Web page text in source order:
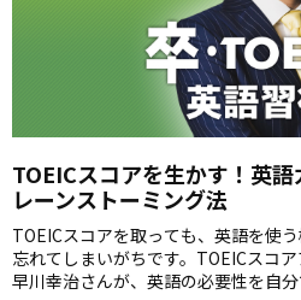
TOEICスコアを生かす！英
レーンストーミング法
TOEICスコアを取っても、英語を使
忘れてしまいがちです。TOEICスコ
早川幸治さんが、英語の必要性を自